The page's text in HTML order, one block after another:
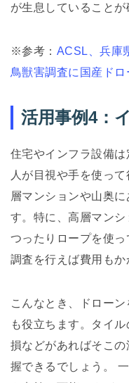
が生息していることが
※参考： ACSL、兵庫
鳥獣害調査に国産ド
活用事例4：
住宅やインフラ設備
人が目視や手を使っ
層マンションや山奥
す。特に、高層マン
つったりロープを使
調査を行えば費用もか
こんなとき、ドロー
も役立ちます。タイ
損などがあればそこ
握できるでしょう。